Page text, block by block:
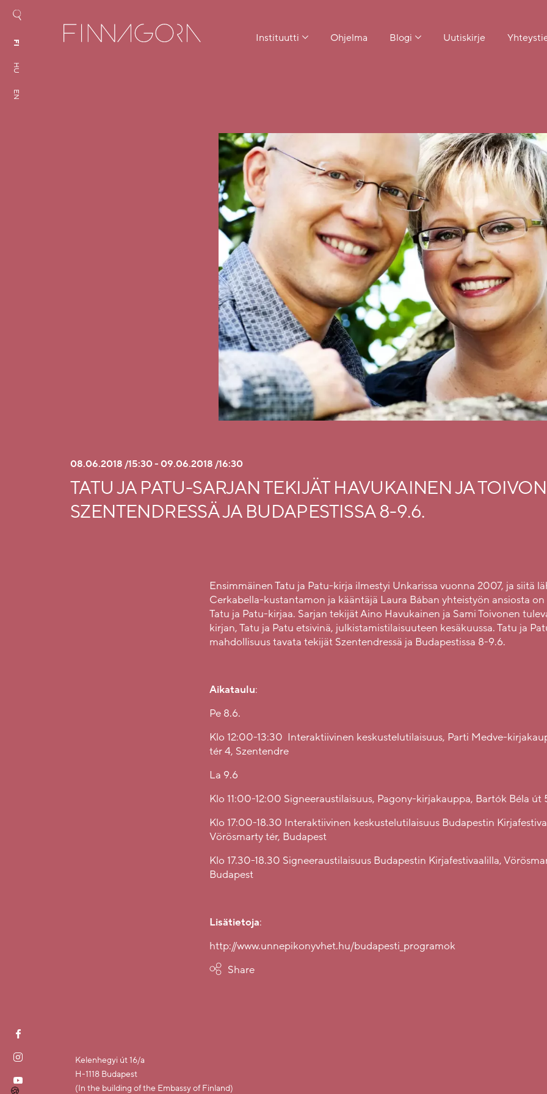
FI
HU
EN
Instituutti Ohjelma Blogi Uutiskirje
08.06.2018 /15:30 - 09.06.2018 /16:30
TATU JA PATU-SARJAN TEKIJÄT HAVUKAINEN JA
SZENTENDRESSÄ JA BUDAPESTISSA 8-9.6.
Ensimmäinen Tatu ja Patu-kirja ilmestyi Unkarissa vuonna 2007, ja siitä
Cerkabella-kustantamon ja kääntäjä Laura Bában yhteistyön ansiosta
Tatu ja Patu-kirjaa. Sarjan tekijät Aino Havukainen ja Sami Toivonen
kirjan, Tatu ja Patu etsivinä, julkistamistilaisuuteen kesäkuussa. Tatu ja
mahdollisuus tavata tekijät Szentendressä ja Budapestissa 8-9.6.
Aikataulu:
Pe 8.6.
Klo 12:00-13:30 Interaktiivinen keskustelutilaisuus, Parti Medve-
tér 4, Szentendre
La 9.6
Klo 11:00-12:00 Signeeraustilaisuus, Pagony-kirjakauppa, Bartók Béla út
Klo 17:00-18.30 Interaktiivinen keskustelutilaisuus Budapestin
Vörösmarty tér, Budapest
Klo 17.30-18.30 Signeeraustilaisuus Budapestin Kirjafestivaalilla,
Budapest
Lisätietoja:
http://www.unnepikonyvhet.hu/budapesti_programok
Share
Kelenhegyi út 16/a
H-1118 Budapest
(In the building of the Embassy of Finland)